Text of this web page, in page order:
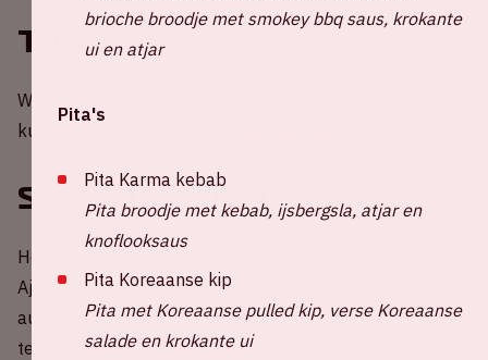
Tickets
Wil je aanwezig zijn bij een thuiswedstrijd van Ajax? Je
kunt je tickets bestellen via
Samenrijden
Help mee met het reduceren van CO2-uitstoot rondom
Ajax - Eintracht Frankfurt! Deel nu jouw lege
autostoel(en) met andere fans of kies een rit uit om mee
te rijden. Samen rijden is veel gezelliger, beter voor je
brioche broodje met smokey bbq saus, krokante
ui en atjar
Pita's
Pita Karma kebab
Pita broodje met kebab, ijsbergsla, atjar en
knoflooksaus
Pita Koreaanse kip
Pita met Koreaanse pulled kip, verse Koreaanse
salade en krokante ui